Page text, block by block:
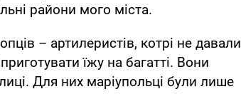
райони мого міста.
– артилеристів, котрі не давали
їжу на багатті. Вони
Для них маріупольці були лише